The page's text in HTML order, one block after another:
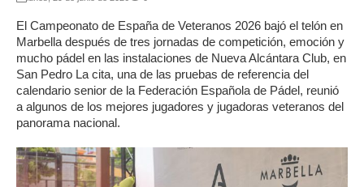
El Campeonato de España de Veteranos 2026 bajó el telón en
Marbella después de tres jornadas de competición, emoción y
mucho pádel en las instalaciones de Nueva Alcántara Club, en
San Pedro La cita, una de las pruebas de referencia del
calendario senior de la Federación Española de Pádel, reunió
a algunos de los mejores jugadores y jugadoras veteranos del
panorama nacional.